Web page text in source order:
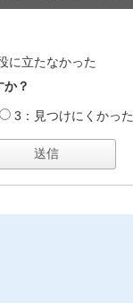
に立たなかった
？
3：見つけにくかった